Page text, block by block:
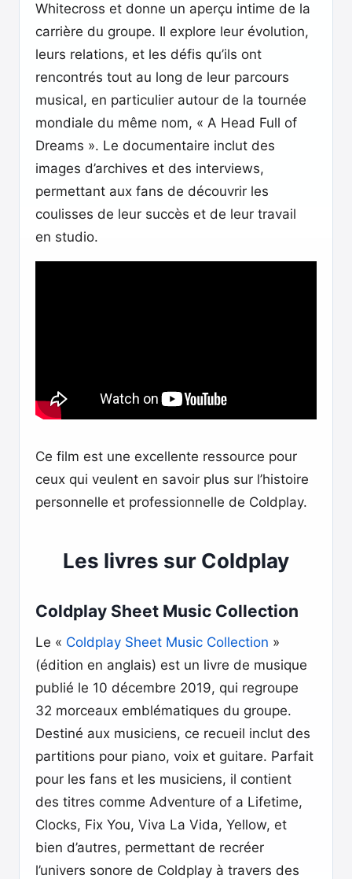
Whitecross et donne un aperçu intime de la
carrière du groupe. Il explore leur évolution,
leurs relations, et les défis qu’ils ont
rencontrés tout au long de leur parcours
musical, en particulier autour de la tournée
mondiale du même nom, « A Head Full of
Dreams ». Le documentaire inclut des
images d’archives et des interviews,
permettant aux fans de découvrir les
coulisses de leur succès et de leur travail
en studio.
Ce film est une excellente ressource pour
ceux qui veulent en savoir plus sur l’histoire
personnelle et professionnelle de Coldplay.
Les livres sur Coldplay
Coldplay Sheet Music Collection
Le « Coldplay Sheet Music Collection »
(édition en anglais) est un livre de musique
publié le 10 décembre 2019, qui regroupe
32 morceaux emblématiques du groupe.
Destiné aux musiciens, ce recueil inclut des
partitions pour piano, voix et guitare. Parfait
pour les fans et les musiciens, il contient
des titres comme Adventure of a Lifetime,
Clocks, Fix You, Viva La Vida, Yellow, et
bien d’autres, permettant de recréer
l’univers sonore de Coldplay à travers des